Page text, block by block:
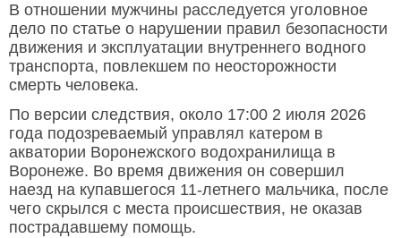
В отношении мужчины расследуется уголовное
дело по статье о нарушении правил безопасности
движения и эксплуатации внутреннего водного
транспорта, повлекшем по неосторожности
смерть человека.
По версии следствия, около 17:00 2 июля 2026
года подозреваемый управлял катером в
акватории Воронежского водохранилища в
Воронеже. Во время движения он совершил
наезд на купавшегося 11-летнего мальчика, после
чего скрылся с места происшествия, не оказав
пострадавшему помощь.